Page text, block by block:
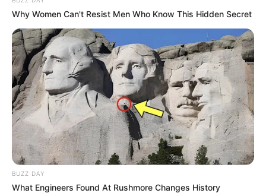
les pistes en sable fibré, ce qui lui donne un avantage non
numéro de corde soit défavorable (14), il est capable de
prendre les avant-postes rapidement, ce qui pourrait lui
offrir une belle chance de victoire. De plus, ses dernières
performances laissent penser qu’il a de solides ambitions
pour ce Quinté, et ses antécédents sur cette surface
plaident en sa faveur.
L’analyse du coup de Poker du Quinté+
5 – TIGRR
Tigrr est un cheval à ne pas sous-estimer malgré son
Why Women Can't Resist Men Who Know This Hidden Secret
BUZZ DAY
What Engineers Found At Rushmore Changes History